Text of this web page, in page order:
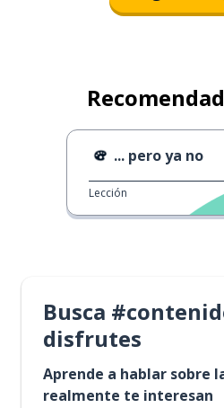
... pero ya no
Lección
Busca
disfrutes
Aprende a hablar sobre
realmente te interesan